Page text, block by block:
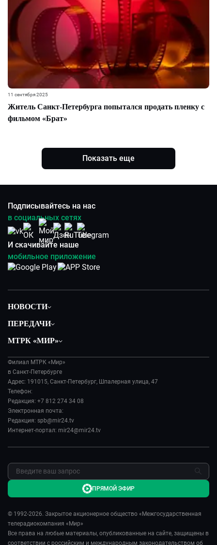
Житель Санкт-Петербурга попытался продать пленку с
фильмом «Брат»
11 сентября 2025
Показать еще
Подписывайтесь на нас
в социальных сетях
И скачивайте наше
мобильное приложение
НОВОСТИ
Происшествия
Экономика
Культура
ПЕРЕДАЧИ
Игра в кино
Исторический детектив
Миллион за 5 минут
МИР. Мнение
Мировое соглашение
Пять причин поехать в...
МТРК «МИР»
История
Руководство
Новости компании
Пресса о нас
Карьера
Реклама
Обратная связь
Филиал МТРК «Мир»
в Санкт-Петербурге
Адрес: 191015, Санкт-Петербург, Шпалерная улица, 47
Телефон:
Редакция: +7 812 274 34 08
Электронная почта:
Редакция: spb@mir24.tv
Интернет-портал: mir24@mir24.tv
© 1992-2026. Закрытое акционерное общество «Межгосударственная
телерадиокомпания «Мир»
Все права на любые материалы, опубликованные на сайте, защищены в
соответствии с российским и международным законодательством об
ПРЯМОЙ ЭФИР